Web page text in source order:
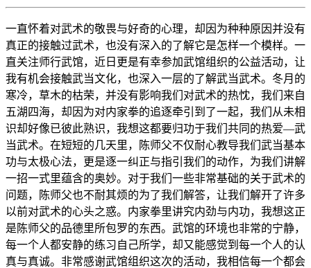
一直怀着对武术的敬畏与好奇的心理，却因为种种原因并没有
真正的接触过武术，也没有深入的了解它是怎样一个模样。一
直关注师行武馆，近日更是有幸参加武馆组织的公益活动，让
我有机会接触武当文化，也深入一层的了解武当武术。冬月的
寒冷，草木的枯荣，并没有影响我们对武术的热忱，我们来自
五湖四海，却因为对内家拳的追逐牵引到了一起，我们从未相
识却好像已彼此熟识，我想这都要归功于我们共同的热爱—武
当武术。在短短的几天里，陈师父不仅耐心教导我们武当基本
功与太极心法，更是逐一纠正与指引我们的动作，为我们讲解
一招一式里蕴含的奥妙。对于我们一些非常基础的关于武术的
问题，陈师父也不耐其烦的为了我们解答，让我们解开了许多
以前对武术的心头之惑。内家拳里讲究内劲与内功，我想这正
是陈师父的品德里所包罗的东西。武馆的环境也非常的宁静，
每一个人都安静的练习自己所学，却又能感觉到每一个人的认
真与真诚。非常感谢武馆组织这次的活动，我相信每一个都会